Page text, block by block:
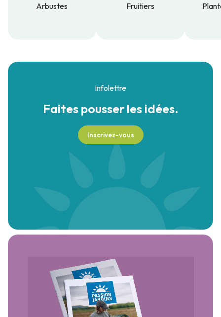
Arbustes
Fruitiers
Infolettre
Faites pousserles idées.
Inscrivez-vous